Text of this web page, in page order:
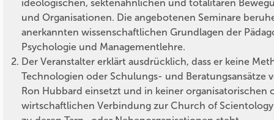
ideologischen, sektenähnlichen und totalitären
und Organisationen. Die angebotenen Seminare
anerkannten wissenschaftlichen Grundlagen der
Psychologie und Managementlehre.
Der Veranstalter erklärt ausdrücklich, dass er keine
Technologien oder Schulungs- und Beratungsansätze
Ron Hubbard einsetzt und in keiner organisatorischen
wirtschaftlichen Verbindung zur Church of